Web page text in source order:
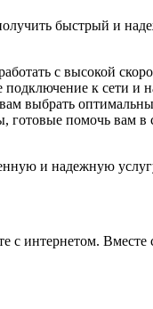
быстрый и
с высокой
подключение к сети и
выбрать
готовые помочь вам
и надежную
с интернетом.